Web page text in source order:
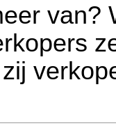
van?